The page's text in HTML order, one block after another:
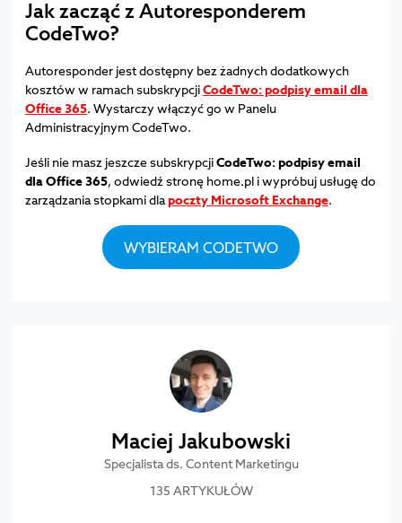
Jak zacząć z Autoresponderem
CodeTwo?
Autoresponder jest dostępny bez żadnych dodatkowych
kosztów w ramach subskrypcjiCodeTwo: podpisy email dla
Office 365. Wystarczy włączyć go w Panelu
Administracyjnym CodeTwo.
Jeśli nie masz jeszcze subskrypcjiCodeTwo: podpisy email
dla Office 365, odwiedź stronę home.pl i wypróbuj usługę do
zarządzania stopkami dlapoczty Microsoft Exchange.
WYBIERAM CODETWO
Maciej Jakubowski
Specjalista ds. Content Marketingu
135 ARTYKUŁÓW